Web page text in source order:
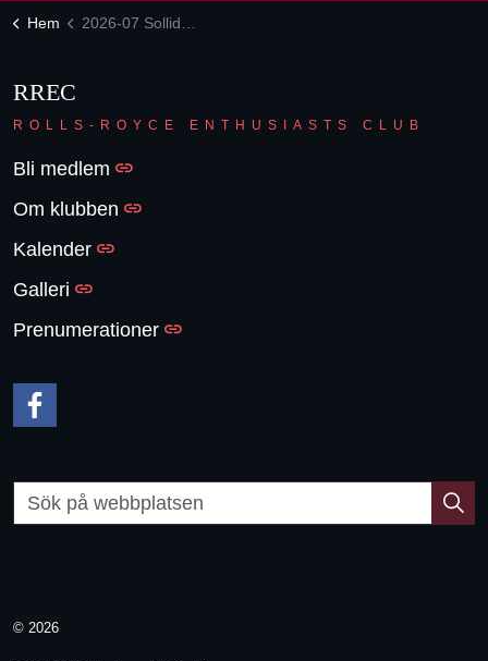
Hem 2026-07 Solliden Slottsträff Öland
RREC
ROLLS-ROYCE ENTHUSIASTS CLUB
Bli medlem
Om klubben
Kalender
Galleri
Prenumerationer
© 2026